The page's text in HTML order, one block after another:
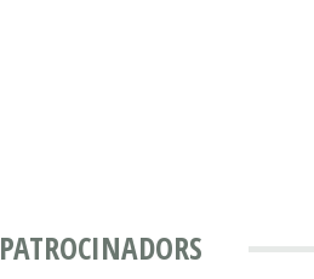
PATROCINADORS